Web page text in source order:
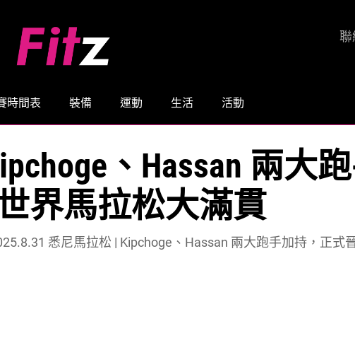
時間表 裝備 運動 生活 活動
聯
、Hassan 兩大
界馬拉松大滿貫
悉尼馬拉松 | Kipchoge、Hassan 兩大跑手加持，正式